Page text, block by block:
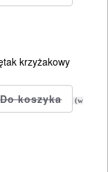
krzyżakowy
(w